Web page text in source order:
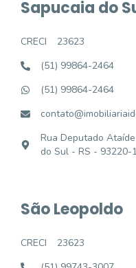
Sapucaia do
CRECI
23623
(51) 99864-2464
(51) 99864-2464
Rua Deputado
do Sul - RS - 93220-
São Leopoldo
CRECI
23623